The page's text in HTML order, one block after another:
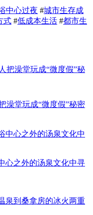
中心过夜 #城市生存成
式 #低成本生活 #都市生
澡堂玩成“微度假”秘密
心之外的汤泉文化中寻